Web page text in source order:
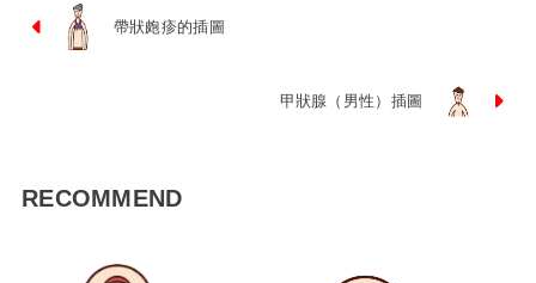
帶狀皰疹的插圖
甲狀腺（男性）插圖
RECOMMEND